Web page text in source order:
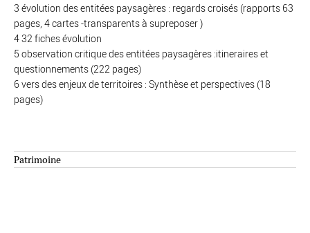
Patrimoine
3 évolution des entitées paysagères : regards croisés (rapports 63
pages, 4 cartes -transparents à supreposer )
4 32 fiches évolution
5 observation critique des entitées paysagères :itineraires et
questionnements (222 pages)
6 vers des enjeux de territoires : Synthèse et perspectives (18
pages)